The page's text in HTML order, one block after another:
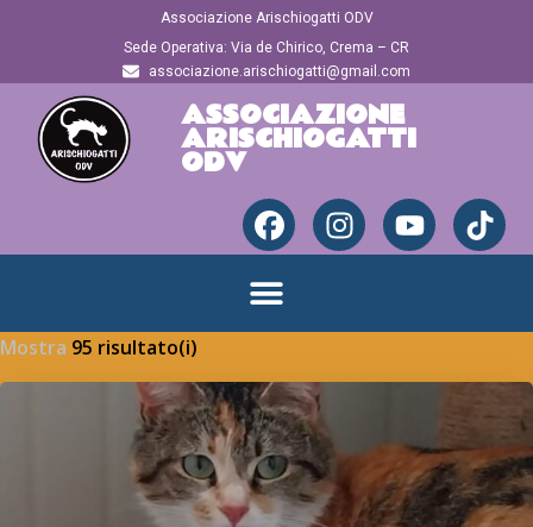
Associazione Arischiogatti ODV
Sede Operativa: Via de Chirico, Crema – CR
associazione.arischiogatti@gmail.com
ASSOCIAZIONE
ARISCHIOGATTI
ODV
Mostra 95 risultato(i)